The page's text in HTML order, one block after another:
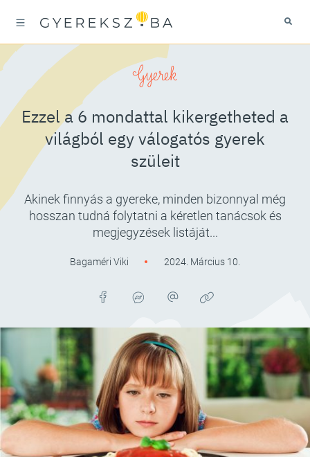
Gyerek
Ezzel a 6 mondattal kikergetheted a
világból egy válogatós gyerek
szüleit
Akinek finnyás a gyereke, minden bizonnyal még
hosszan tudná folytatni a kéretlen tanácsok és
megjegyzések listáját...
Bagaméri Viki 2024. Március 10.